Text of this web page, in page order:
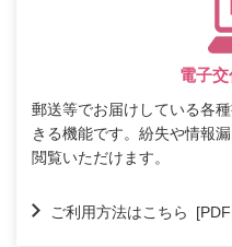
電子
郵送等でお届けしている各
きる機能です。紛失や情報
閲覧いただけます。
ご利用方法はこちら